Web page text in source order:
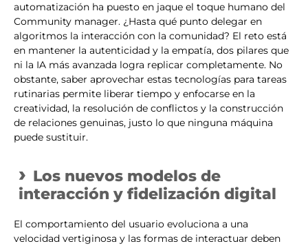
automatización ha puesto en jaque el toque humano del
Community manager. ¿Hasta qué punto delegar en
algoritmos la interacción con la comunidad? El reto está
en mantener la autenticidad y la empatía, dos pilares que
ni la IA más avanzada logra replicar completamente. No
obstante, saber aprovechar estas tecnologías para tareas
rutinarias permite liberar tiempo y enfocarse en la
creatividad, la resolución de conflictos y la construcción
de relaciones genuinas, justo lo que ninguna máquina
puede sustituir.
Los nuevos modelos de
interacción y fidelización digital
El comportamiento del usuario evoluciona a una
velocidad vertiginosa y las formas de interactuar deben